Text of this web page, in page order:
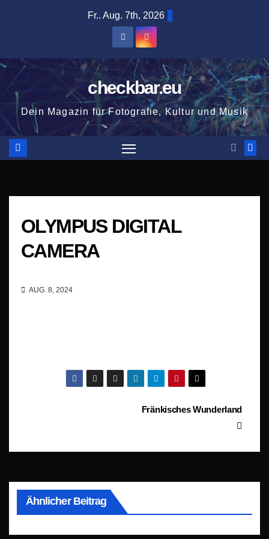
Fr.. Aug. 7th, 2026
checkbar.eu
Dein Magazin für Fotografie, Kultur und Musik
OLYMPUS DIGITAL
CAMERA
AUG. 8, 2024
BeitragsnavigationFränkisches Wunderland
Ähnlicher Beitrag